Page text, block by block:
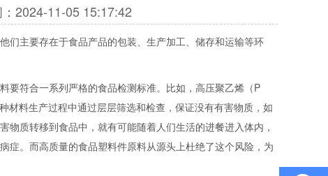
2024-11-05 15:17:42
们主要存在于食品产品的包装、生产加工、储存和运输等环
要符合一系列严格的食品检测标准。比如，高压聚乙烯（P
材料生产过程中通过层层筛选和检查，保证没有有害物质，如
质转移到食品中，就有可能随着人们生活的进餐进入体内，
症。而高质量的食品塑料件原料从源头上杜绝了这个风险，为